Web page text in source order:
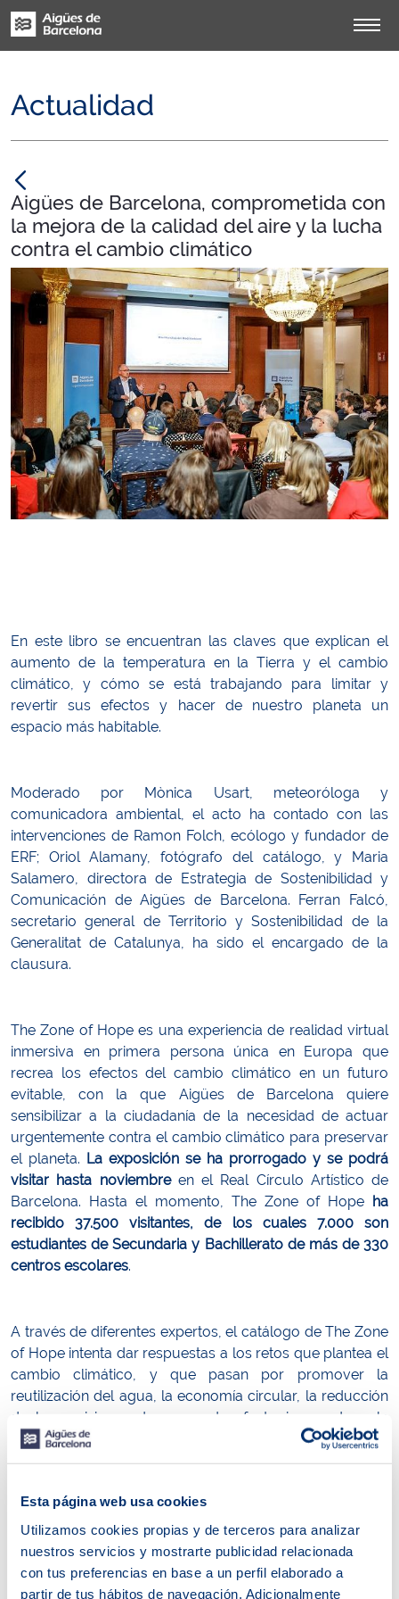
Esta página web usa cookies
Utilizamos cookies propias y de terceros para analizar
nuestros servicios y mostrarte publicidad relacionada
con tus preferencias en base a un perfil elaborado a
partir de tus hábitos de navegación. Adicionalmente
Actualidad
Aigües de Barcelona, comprometida con
la mejora de la calidad del aire y la lucha
contra el cambio climático
En este libro se encuentran las claves que explican el
aumento de la temperatura en la Tierra y el cambio
climático, y cómo se está trabajando para limitar y
revertir sus efectos y hacer de nuestro planeta un
espacio más habitable.
Moderado por Mònica Usart, meteoróloga y
comunicadora ambiental, el acto ha contado con las
intervenciones de Ramon Folch, ecólogo y fundador de
ERF; Oriol Alamany, fotógrafo del catálogo, y Maria
Salamero, directora de Estrategia de Sostenibilidad y
Comunicación de Aigües de Barcelona. Ferran Falcó,
secretario general de Territorio y Sostenibilidad de la
Generalitat de Catalunya, ha sido el encargado de la
clausura.
The Zone of Hope es una experiencia de realidad virtual
inmersiva en primera persona única en Europa que
recrea los efectos del cambio climático en un futuro
evitable, con la que Aigües de Barcelona quiere
sensibilizar a la ciudadanía de la necesidad de actuar
urgentemente contra el cambio climático para preservar
el planeta. La exposición se ha prorrogado y se podrá
visitar hasta noviembre en el Real Círculo Artístico de
Barcelona. Hasta el momento, The Zone of Hope ha
recibido 37.500 visitantes, de los cuales 7.000 son
estudiantes de Secundaria y Bachillerato de más de 330
centros escolares.
A través de diferentes expertos, el catálogo de The Zone
of Hope intenta dar respuestas a los retos que plantea el
cambio climático, y que pasan por promover la
reutilización del agua, la economía circular, la reducción
de las emisiones de gases de efecto invernadero, la
generación de energías verdes y limpias, la valorización
de residuos, etc.
Entre 1983 y 2012, en el hemisferio norte hemos vivido el
periodo de 30 años más cálido de los últimos 1.400 años.
Desde mediados del siglo XIX, el ritmo de la subida del
nivel del mar ha sido más elevado que el ritmo medio de